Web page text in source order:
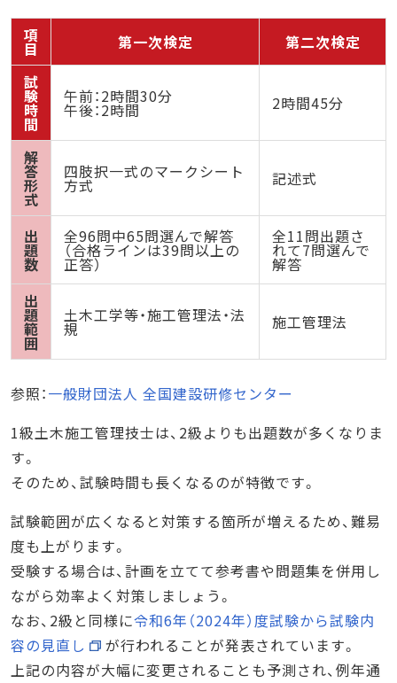
項
目 第一次検定
第二次検定
試
験
時
間
午前：2時間30分
午後：2時間 2時間45分
解
答
形
式
四肢択一式のマークシート
方式 記述式
出
題
数
全96問中65問選んで解答
（合格ラインは39問以上の
正答）
全11問出題さ
れて7問選んで
解答
出
題
範
囲
土木工学等・施工管理法・法
規 施工管理法
参照：一般財団法人 全国建設研修センター
1級土木施工管理技士は、2級よりも出題数が多くなりま
す。
そのため、試験時間も長くなるのが特徴です。
試験範囲が広くなると対策する箇所が増えるため、難易
度も上がります。
受験する場合は、計画を立てて参考書や問題集を併用し
ながら効率よく対策しましょう。
なお、2級と同様に令和6年（2024年）度試験から試験内
容の見直し
が行われることが発表されています。
上記の内容が大幅に変更されることも予測され、例年通